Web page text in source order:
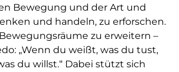
Bewegung und der Art und
und handeln, zu erforschen.
zu erweitern –
„Wenn du weißt, was du tust,
du willst.“ Dabei stützt sich